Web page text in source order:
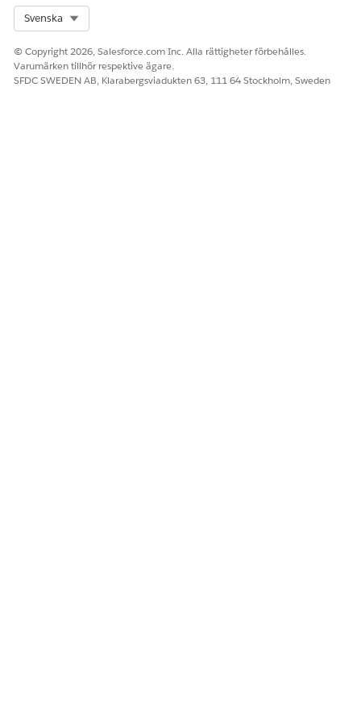
Svenska
© Copyright 2026, Salesforce.com Inc. Alla rättigheter förbehålles.
Varumärken tillhör respektive ägare.
SFDC SWEDEN AB, Klarabergsviadukten 63, 111 64 Stockholm, Sweden